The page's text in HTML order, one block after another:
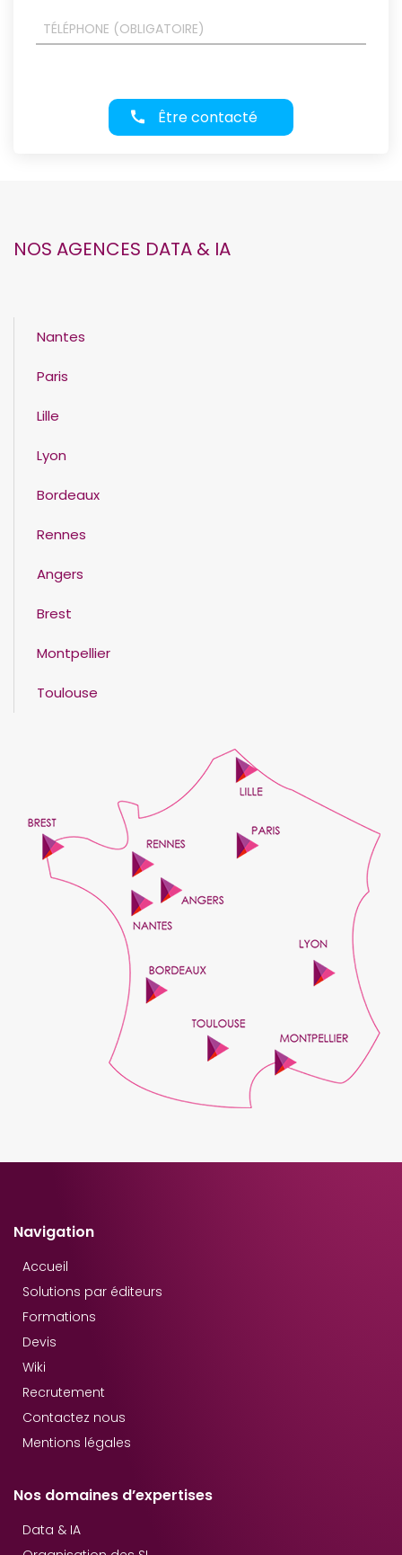
Être contacté
NOS AGENCES DATA & IA
Nantes
Paris
Lille
Lyon
Bordeaux
Rennes
Angers
Brest
Montpellier
Toulouse
Navigation
Accueil
Solutions par éditeurs
Formations
Devis
Wiki
Recrutement
Contactez nous
Mentions légales
Nos domaines d’expertises
Data & IA